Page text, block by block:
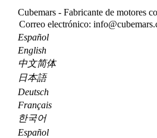
Cubemars - Fabricante de motores
Correo electrónico:
Español
English
中文简体
日本語
Deutsch
Français
한국어
Español